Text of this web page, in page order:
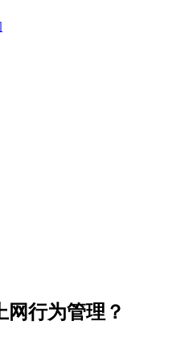
网行为管理？